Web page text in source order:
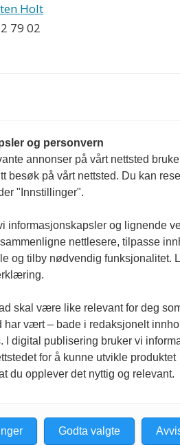
Holt
79 02
og horecanytt.no redigeres
i Norsk Presseforbunds
og personvern
annonser på vårt nettsted
besøk på vårt nettsted. Du kan
"Innstillinger".
informasjonskapsler og lignende
nettlesere, tilpasse
og tilby nødvendig funksjonalitet.
skal være like relevant for deg
har vært – bade i redaksjonelt
I digital publisering bruker vi
for å kunne utvikle produktet
du opplever det nyttig og relevant.
Godta valgte